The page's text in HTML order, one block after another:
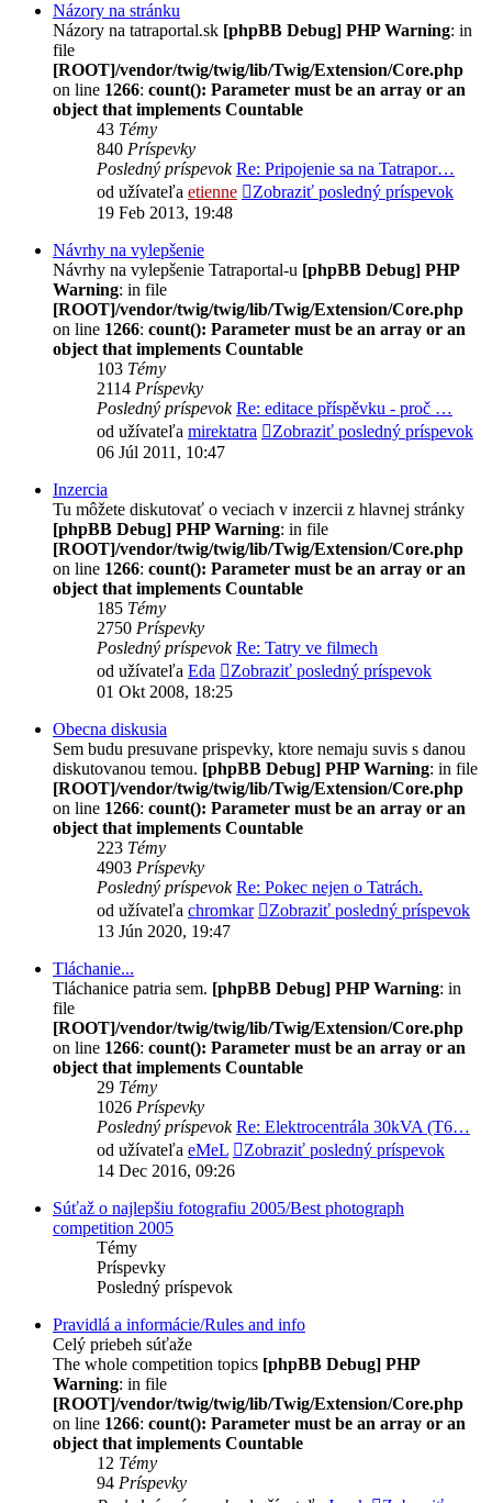
Názory na stránku
Názory na tatraportal.sk [phpBB Debug] PHP Warning: in
file
[ROOT]/vendor/twig/twig/lib/Twig/Extension/Core.php
on line 1266: count(): Parameter must be an array or an
object that implements Countable
43 Témy
840 Príspevky
Posledný príspevok Re: Pripojenie sa na Tatrapor…
od užívateľa etienne
Zobraziť posledný príspevok
19 Feb 2013, 19:48
Návrhy na vylepšenie
Návrhy na vylepšenie Tatraportal-u [phpBB Debug] PHP
Warning: in file
[ROOT]/vendor/twig/twig/lib/Twig/Extension/Core.php
on line 1266: count(): Parameter must be an array or an
object that implements Countable
103 Témy
2114 Príspevky
Posledný príspevok Re: editace příspěvku - proč …
od užívateľa mirektatra
Zobraziť posledný príspevok
06 Júl 2011, 10:47
Inzercia
Tu môžete diskutovať o veciach v inzercii z hlavnej stránky
[phpBB Debug] PHP Warning: in file
[ROOT]/vendor/twig/twig/lib/Twig/Extension/Core.php
on line 1266: count(): Parameter must be an array or an
object that implements Countable
185 Témy
2750 Príspevky
Posledný príspevok Re: Tatry ve filmech
od užívateľa Eda
Zobraziť posledný príspevok
01 Okt 2008, 18:25
Obecna diskusia
Sem budu presuvane prispevky, ktore nemaju suvis s danou
diskutovanou temou. [phpBB Debug] PHP Warning: in file
[ROOT]/vendor/twig/twig/lib/Twig/Extension/Core.php
on line 1266: count(): Parameter must be an array or an
object that implements Countable
223 Témy
4903 Príspevky
Posledný príspevok Re: Pokec nejen o Tatrách.
od užívateľa chromkar
Zobraziť posledný príspevok
13 Jún 2020, 19:47
Tláchanie...
Tláchanice patria sem. [phpBB Debug] PHP Warning: in
file
[ROOT]/vendor/twig/twig/lib/Twig/Extension/Core.php
on line 1266: count(): Parameter must be an array or an
object that implements Countable
29 Témy
1026 Príspevky
Posledný príspevok Re: Elektrocentrála 30kVA (T6…
od užívateľa eMeL
Zobraziť posledný príspevok
14 Dec 2016, 09:26
Súťaž o najlepšiu fotografiu 2005/Best photograph
competition 2005
Témy
Príspevky
Posledný príspevok
Pravidlá a informácie/Rules and info
Celý priebeh súťaže
The whole competition topics [phpBB Debug] PHP
Warning: in file
[ROOT]/vendor/twig/twig/lib/Twig/Extension/Core.php
on line 1266: count(): Parameter must be an array or an
object that implements Countable
12 Témy
94 Príspevky